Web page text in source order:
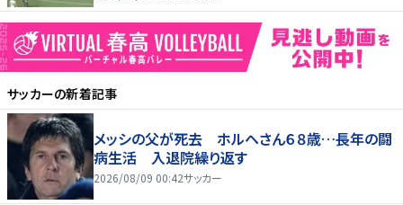
サッカーの新着記事
メッシの父が死去 ホルヘさん６８歳…長年の闘
病生活 入退院繰り返す
2026/08/09 00:42サッカー